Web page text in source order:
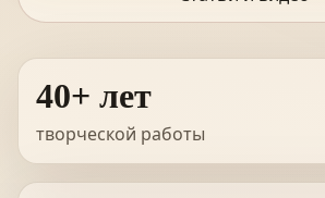
40+ лет
творческой работы